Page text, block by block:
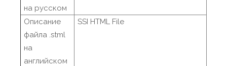
на русском
Описание
файла .stml
на
английском
SSI HTML File